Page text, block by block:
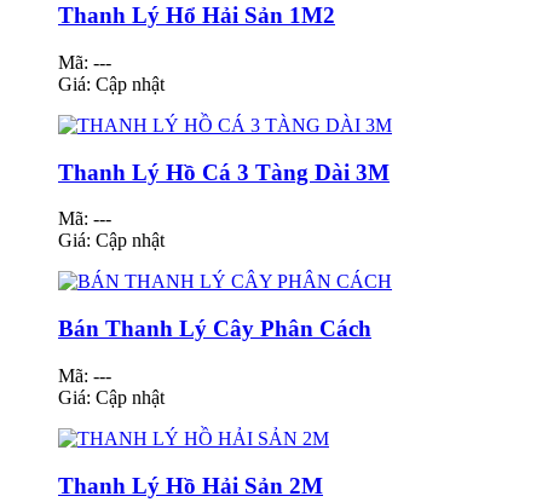
Thanh Lý Hổ Hải Sản 1M2
Mã: ---
Giá: Cập nhật
Thanh Lý Hồ Cá 3 Tàng Dài 3M
Mã: ---
Giá: Cập nhật
Bán Thanh Lý Cây Phân Cách
Mã: ---
Giá: Cập nhật
Thanh Lý Hồ Hải Sản 2M